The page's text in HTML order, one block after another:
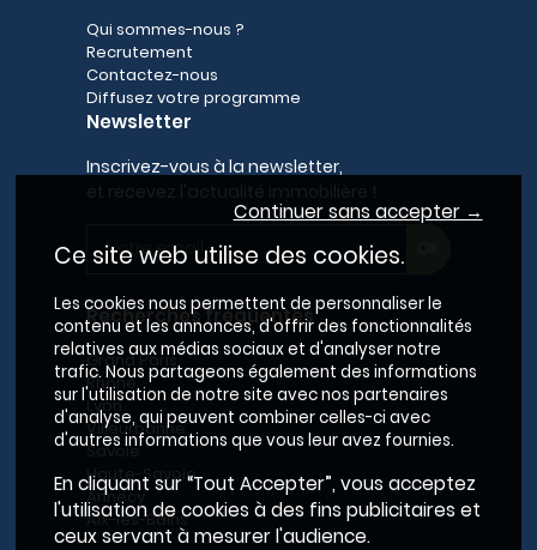
Qui sommes-nous ?
Recrutement
Contactez-nous
Diffusez votre programme
Newsletter
Inscrivez-vous à la newsletter,
Recherches fréquentes
Grand Paris
Rhône
Lyon
Villeurbanne
Savoie
Haute-Savoie
Annecy
Aix-les-Bains
Continuer sans accepter →
Ce site web utilise des cookies.
Les cookies nous permettent de personnaliser le
contenu et les annonces, d'offrir des fonctionnalités
relatives aux médias sociaux et d'analyser notre
trafic. Nous partageons également des informations
sur l'utilisation de notre site avec nos partenaires
d'analyse, qui peuvent combiner celles-ci avec
d'autres informations que vous leur avez fournies.
En cliquant sur “Tout Accepter”, vous acceptez
l'utilisation de cookies à des fins publicitaires et
ceux servant à mesurer l'audience.